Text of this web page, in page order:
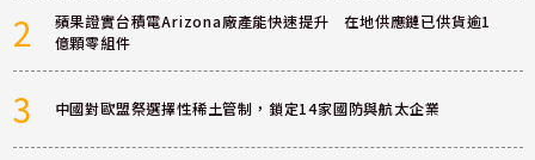
2
蘋果證實台積電Arizona廠產能快速提升 在地供應鏈已供貨逾1
億顆零組件
3 中國對歐盟祭選擇性稀土管制，鎖定14家國防與航太企業